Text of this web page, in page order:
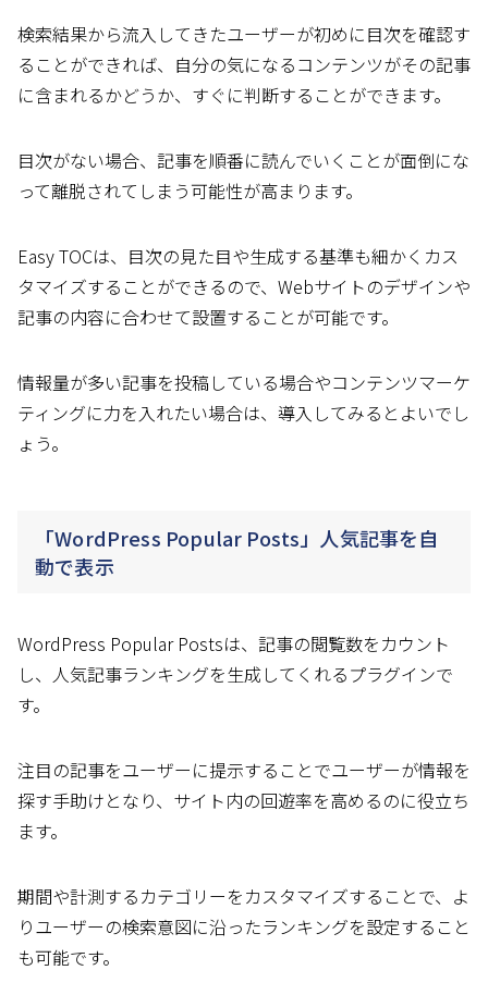
検索結果から流入してきたユーザーが初めに目次を確認す
ることができれば、自分の気になるコンテンツがその記事
に含まれるかどうか、すぐに判断することができます。
目次がない場合、記事を順番に読んでいくことが面倒にな
って離脱されてしまう可能性が高まります。
Easy TOCは、目次の見た目や生成する基準も細かくカス
タマイズすることができるので、Webサイトのデザインや
記事の内容に合わせて設置することが可能です。
情報量が多い記事を投稿している場合やコンテンツマーケ
ティングに力を入れたい場合は、導入してみるとよいでし
ょう。
「WordPress Popular Posts」人気記事を自
動で表示
WordPress Popular Postsは、記事の閲覧数をカウント
し、人気記事ランキングを生成してくれるプラグインで
す。
注目の記事をユーザーに提示することでユーザーが情報を
探す手助けとなり、サイト内の回遊率を高めるのに役立ち
ます。
期間や計測するカテゴリーをカスタマイズすることで、よ
りユーザーの検索意図に沿ったランキングを設定すること
も可能です。